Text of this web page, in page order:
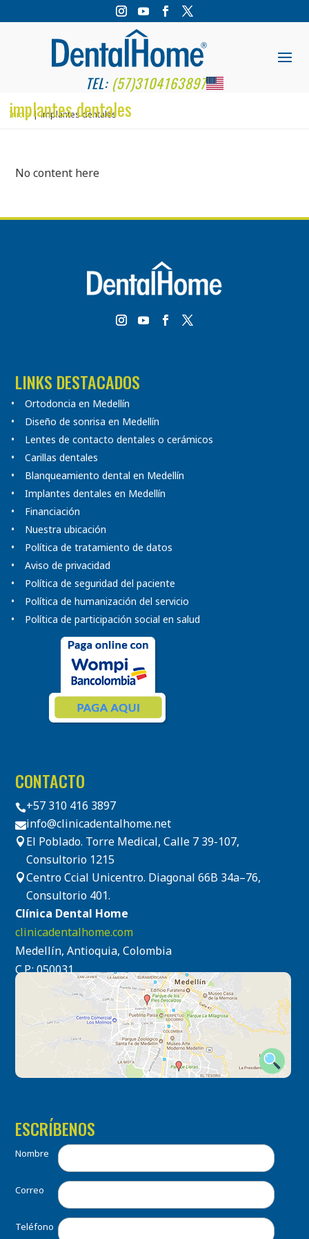
TEL: (57)3104163897
implantes dentales
Inicio implantes dentales
No content here
LINKS DESTACADOS
Ortodoncia en Medellín
Diseño de sonrisa en Medellín
Lentes de contacto dentales o cerámicos
Carillas dentales
Blanqueamiento dental en Medellín
Implantes dentales en Medellín
Financiación
Nuestra ubicación
Política de tratamiento de datos
Aviso de privacidad
Política de seguridad del paciente
Política de humanización del servicio
Política de participación social en salud
CONTACTO
+57 310 416 3897
info@clinicadentalhome.net
 El Poblado. Torre Medical, Calle 7 39-107,
Consultorio 1215
Centro Ccial Unicentro. Diagonal 66B 34a–76,
Consultorio 401.
Clínica Dental Home
clinicadentalhome.com
Medellín, Antioquia, Colombia
C.P.: 050031
ESCRÍBENOS
Nombre
Correo
Teléfono